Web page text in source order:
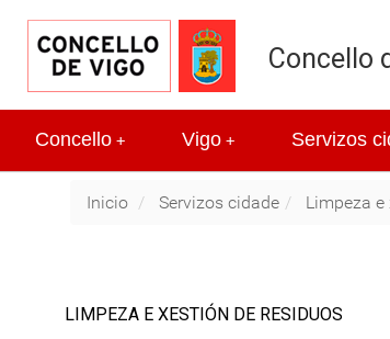
Concello
+
Concello +
Vigo Servizos
Inicio Servizos cidade Limpeza
LIMPEZA E XESTIÓN DE RESIDUOS